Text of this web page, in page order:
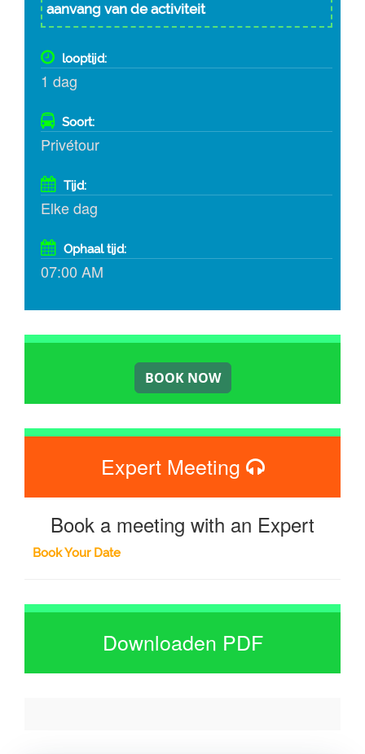
aanvang van de activiteit
looptijd:
1 dag
Soort:
Privétour
Tijd:
Elke dag
Ophaal tijd:
07:00 AM
Expert Meeting
Book a meeting with an Expert
Book Your Date
Downloaden PDF